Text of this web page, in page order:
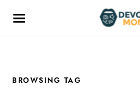
BROWSING TAG